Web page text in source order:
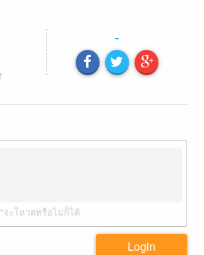
-
*จะโหวตหรือไม่ก็ได้
Login